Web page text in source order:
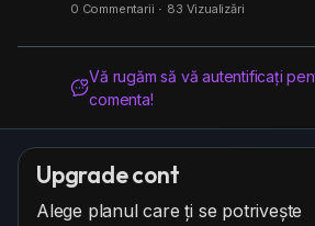
0 Commentarii · 83 Vizualizări
Vă rugăm să vă autentificați
comenta!
Upgrade cont
Alege planul care ți se potrivește